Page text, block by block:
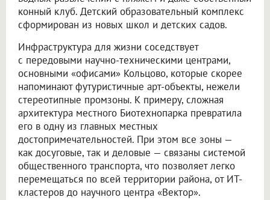
конный клуб. Детский образовательный комплекс
сформирован из новых школ и детских садов.
Инфраструктура для жизни соседствует
с передовыми научно-техническими центрами,
основными «офисами» Кольцово, которые скорее
напоминают футуристичные арт-объекты, нежели
стереотипные промзоны. К примеру, сложная
архитектура местного Биотехнопарка превратила
его в одну из главных местных
достопримечательностей. При этом все зоны —
как досуговые, так и деловые — связаны системой
общественного транспорта, что позволяет легко
перемещаться по всей территории района, от ИТ-
кластеров до научного центра «Вектор».